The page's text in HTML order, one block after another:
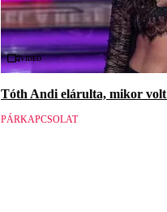
Videó
Tóth Andi elárulta, mikor volt
PÁRKAPCSOLAT